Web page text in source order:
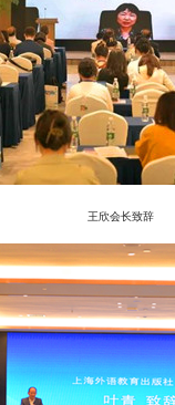
王欣会长致辞